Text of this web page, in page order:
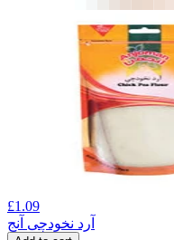
£1.09
آرد نخودچی آنج